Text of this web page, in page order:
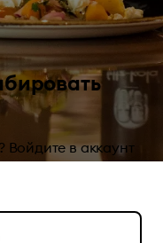
Войдите в аккаунт